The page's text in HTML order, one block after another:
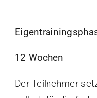
12 Wochen
Der Teilnehmer